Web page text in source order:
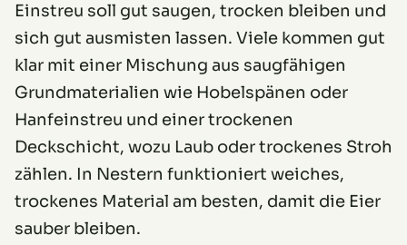
Einstreu soll gut saugen, trocken bleiben und
sich gut ausmisten lassen. Viele kommen gut
klar mit einer Mischung aus saugfähigen
Grundmaterialien wie Hobelspänen oder
Hanfeinstreu und einer trockenen
Deckschicht, wozu Laub oder trockenes Stroh
zählen. In Nestern funktioniert weiches,
trockenes Material am besten, damit die Eier
sauber bleiben.